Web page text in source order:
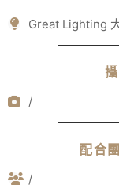
Great Lighting
/
配合
/